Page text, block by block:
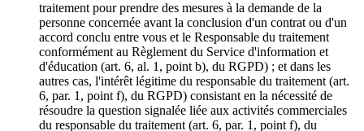
traitement pour prendre des mesures à la demande de la
personne concernée avant la conclusion d'un contrat ou d'un
accord conclu entre vous et le Responsable du traitement
conformément au Règlement du Service d'information et
d'éducation (art. 6, al. 1, point b), du RGPD) ; et dans les
autres cas, l'intérêt légitime du responsable du traitement (art.
6, par. 1, point f), du RGPD) consistant en la nécessité de
résoudre la question signalée liée aux activités commerciales
du responsable du traitement (art. 6, par. 1, point f), du